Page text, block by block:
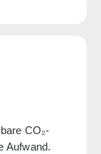
CO₂-
Aufwand.